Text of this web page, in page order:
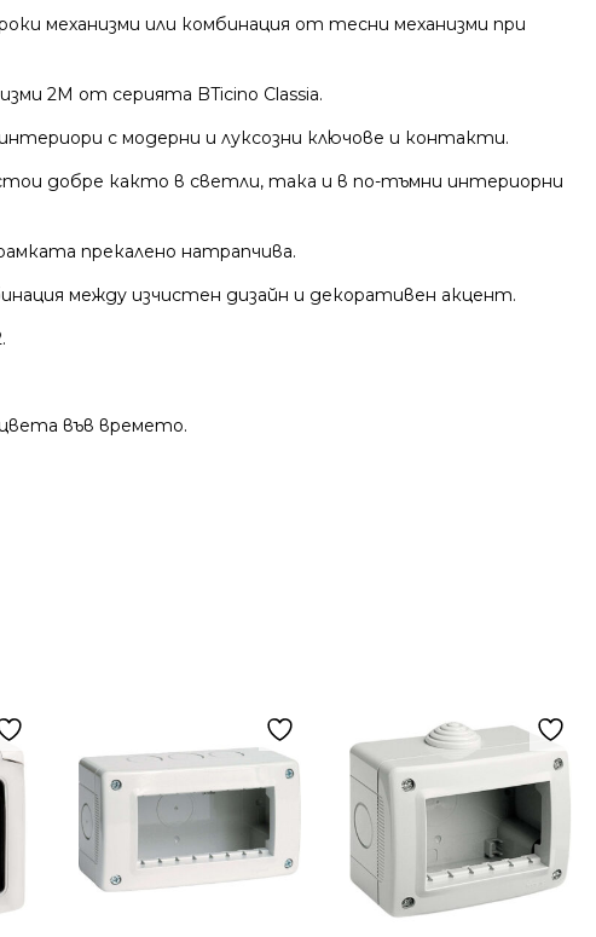
механизми или комбинация от тесни механизми при
2M от серията BTicino Classia.
с модерни и луксозни ключове и контакти.
добре както в светли, така и в по-тъмни интериорни
прекалено натрапчива.
между изчистен дизайн и декоративен акцент.
във времето.